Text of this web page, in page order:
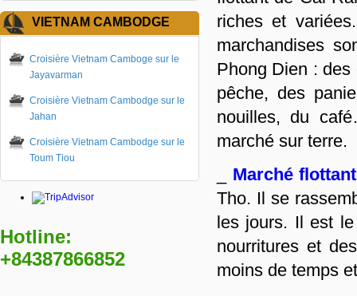
VIETNAM CAMBODGE
Croisière Vietnam Camboge sur le
Jayavarman
Croisière Vietnam Cambodge sur le
Jahan
Croisière Vietnam Cambodge sur le
Toum Tiou
Hotline:
+84387866852
riches et
marchandises
Phong Dien :
pêche, des
nouilles, du
marché sur terre.
Marché
Tho. Il se
les jours. Il est le
nourritures et
moins de temps